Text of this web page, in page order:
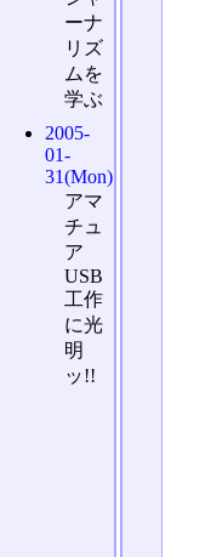
ーナ
リズ
ムを
学ぶ
2005-
01-
31(Mon)
アマ
チュ
ア
USB
工作
に光
明
ッ!!